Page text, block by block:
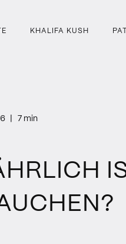
KHALIFA KUSH
7 min